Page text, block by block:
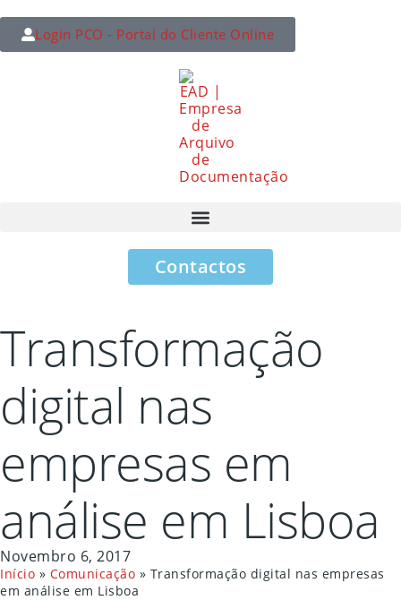
Login PCO - Portal do Cliente Online
Contactos
Transformação
digital nas
empresas em
análise em Lisboa
Novembro 6, 2017
Início » Comunicação » Transformação digital nas empresas
em análise em Lisboa